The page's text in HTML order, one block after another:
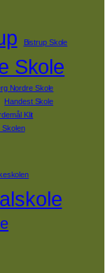
Bistrup Skole
Skole
Nordre Skole
Handest Skole
Klit
Skolen